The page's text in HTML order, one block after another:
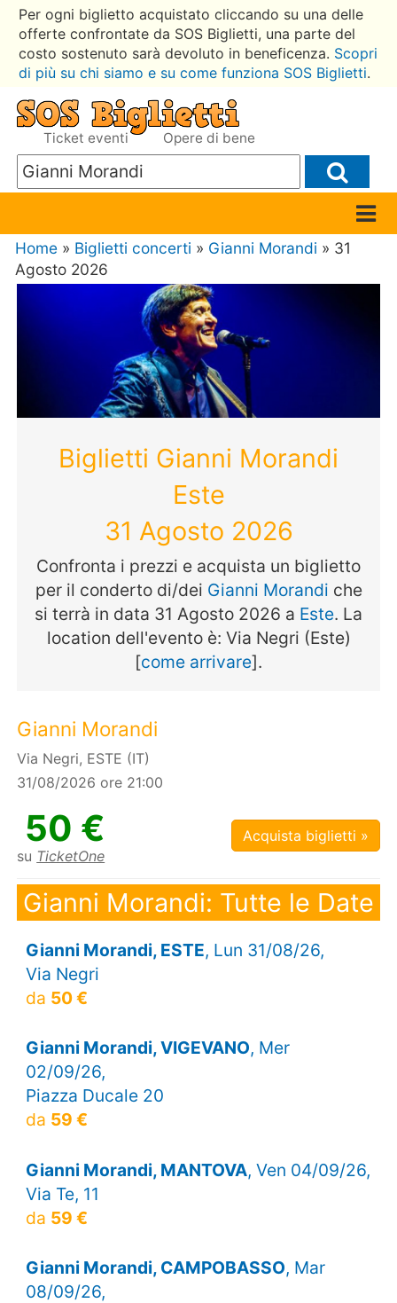
Per ogni biglietto acquistato cliccando su una delle
offerte confrontate da SOS Biglietti, una parte del
costo sostenuto sarà devoluto in beneficenza. Scopri
di più su chi siamo e su come funziona SOS Biglietti.
Ticket eventi Opere di bene
Home » Biglietti concerti » Gianni Morandi » 31
Agosto 2026
Biglietti Gianni Morandi
Este
31 Agosto 2026
Confronta i prezzi e acquista un biglietto
per il conderto di/dei Gianni Morandi che
si terrà in data 31 Agosto 2026 a Este. La
location dell'evento è: Via Negri (Este)
[come arrivare].
Gianni Morandi
Via Negri, ESTE (IT)
31/08/2026 ore 21:00
50 €
su TicketOne
Acquista biglietti »
Gianni Morandi: Tutte le Date
Gianni Morandi, ESTE, Lun 31/08/26,
Via Negri
da 50 €
Gianni Morandi, VIGEVANO, Mer
02/09/26,
Piazza Ducale 20
da 59 €
Gianni Morandi, MANTOVA, Ven 04/09/26,
Via Te, 11
da 59 €
Gianni Morandi, CAMPOBASSO, Mar
08/09/26,